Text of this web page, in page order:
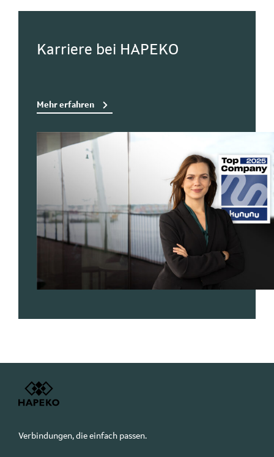
Karriere bei HAPEKO
Mehr erfahren
Verbindungen, die einfach passen.